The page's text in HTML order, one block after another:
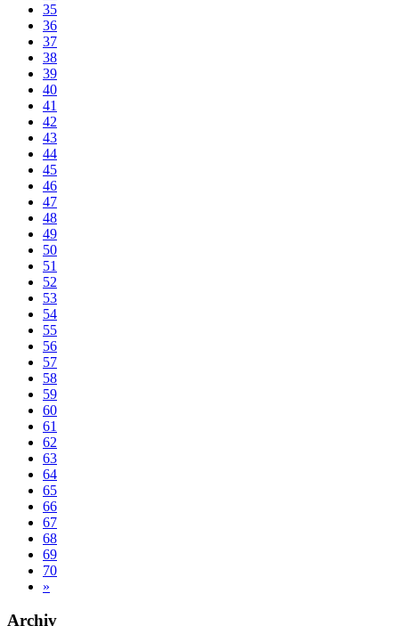
35
36
37
38
39
40
41
42
43
44
45
46
47
48
49
50
51
52
53
54
55
56
57
58
59
60
61
62
63
64
65
66
67
68
69
70
»
Archiv